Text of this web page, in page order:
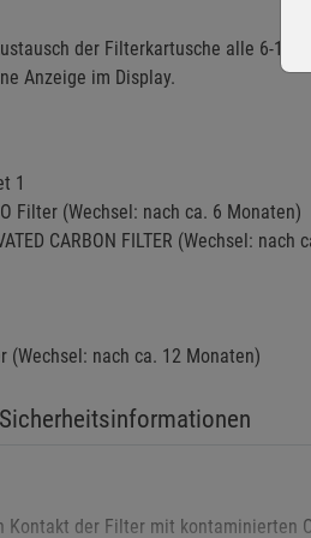
der Filterkartusche alle 6-12
Anzeige im Display.
1
Filter (Wechsel: nach ca. 6 Monaten)
CARBON FILTER (Wechsel: nach
(Wechsel: nach ca. 12 Monaten)
Kontakt der Filter mit kontaminierten